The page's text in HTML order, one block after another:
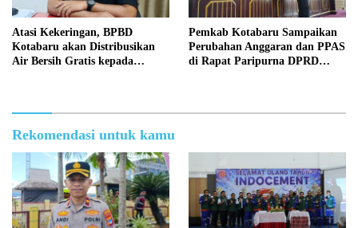
Atasi Kekeringan, BPBD
Kotabaru akan Distribusikan
Air Bersih Gratis kepada
Pemkab Kotabaru Sampaikan
Perubahan Anggaran dan PPAS
di Rapat Paripurna DPRD
Rekomendasi untuk kamu